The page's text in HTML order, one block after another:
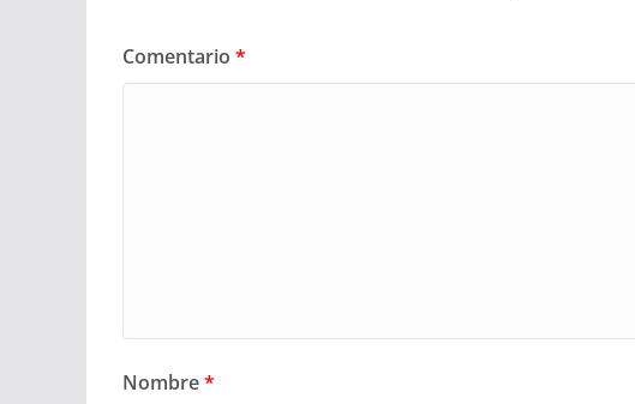
Comentario *
Nombre*